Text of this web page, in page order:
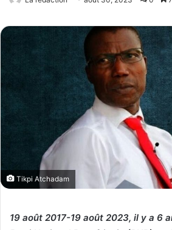
Tikpi Atchadam
19 août 2017-19 août 2023, il y a 6